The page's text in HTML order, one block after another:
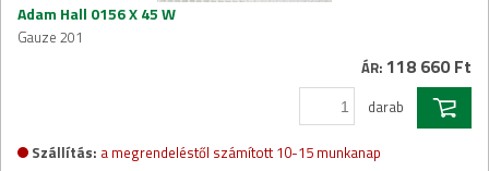
Adam Hall 0156 X 45 W
Gauze 201
ÁR: 118 660 Ft
darab
Szállítás: a megrendeléstől számított 10-15 munkanap